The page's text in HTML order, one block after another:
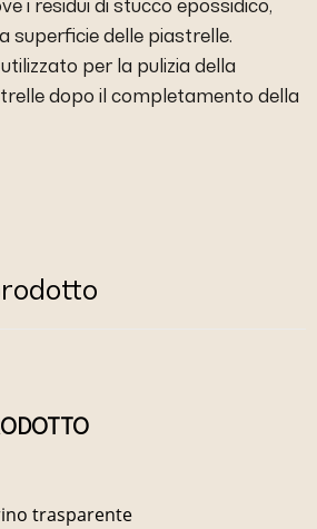
i residui di stucco epossidico,
superficie delle piastrelle.
per la pulizia della
dopo il completamento della
trasparente